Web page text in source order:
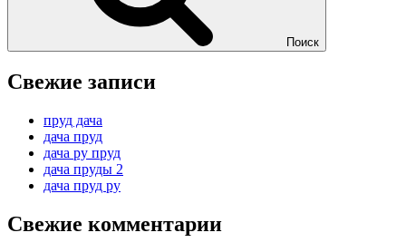
Поиск
Свежие записи
пруд дача
дача пруд
дача ру пруд
дача пруды 2
дача пруд ру
Свежие комментарии